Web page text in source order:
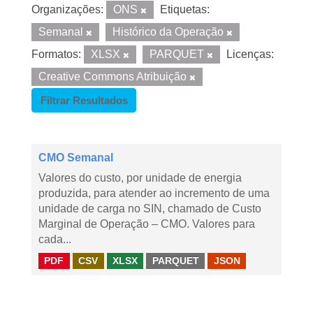
Organizações: ONS
Etiquetas:
Semanal
Histórico da Operação
Formatos:
XLSX PARQUET
Licenças:
Creative Commons Atribuição
Filtrar Resultados
CMO Semanal
Valores do custo, por unidade de energia
produzida, para atender ao incremento de uma
unidade de carga no SIN, chamado de Custo
Marginal de Operação – CMO. Valores para
cada...
PDF CSV XLSX PARQUET JSON